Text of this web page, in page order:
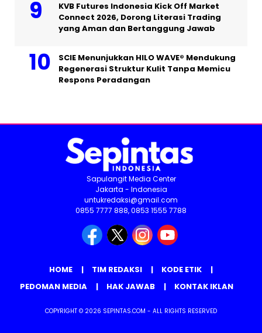
KVB Futures Indonesia Kick Off Market
Connect 2026, Dorong Literasi Trading
yang Aman dan Bertanggung Jawab
SCIE Menunjukkan HILO WAVE® Mendukung
Regenerasi Struktur Kulit Tanpa Memicu
Respons Peradangan
Sapulangit Media Center
Jakarta - Indonesia
untukredaksi@gmail.com
0855 7777 888, 0853 1555 7788
HOME TIM REDAKSI
KODE ETIK
PEDOMAN MEDIA
HAK JAWAB KONTAK IKLAN
COPYRIGHT © 2026 SEPINTAS.COM - ALL RIGHTS RESERVED